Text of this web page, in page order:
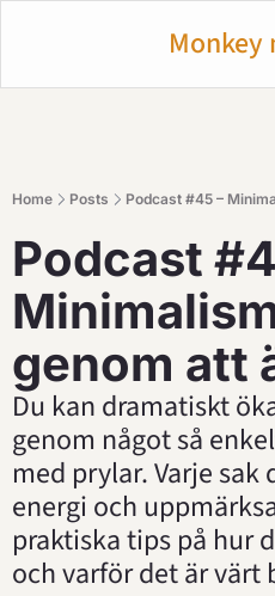
Monkey
Home Posts Podcast #45 –
Podcast
genom att
Du kan dramatiskt
genom något så
med prylar. Varje sak
energi och
praktiska tips på hur
och varför det är värt